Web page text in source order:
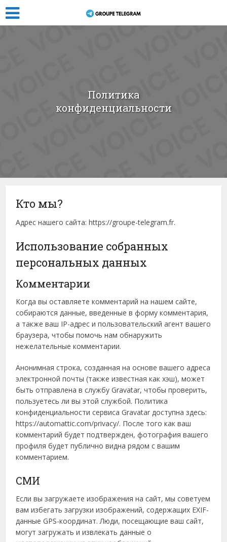
Политика
конфиденциальности
Кто мы?
Адрес нашего сайта: https://groupe-telegram.fr.
Использование собранных
персональных данных
Комментарии
Когда вы оставляете комментарий на нашем сайте,
собираются данные, введенные в форму комментария,
а также ваш IP-адрес и пользовательский агент вашего
браузера, чтобы помочь нам обнаружить
нежелательные комментарии.
Анонимная строка, созданная на основе вашего адреса
электронной почты (также известная как хэш), может
быть отправлена в службу Gravatar, чтобы проверить,
пользуетесь ли вы этой службой. Политика
конфиденциальности сервиса Gravatar доступна здесь:
https://automattic.com/privacy/. После того как ваш
комментарий будет подтвержден, фотография вашего
профиля будет публично видна рядом с вашим
комментарием.
СМИ
Если вы загружаете изображения на сайт, мы советуем
вам избегать загрузки изображений, содержащих EXIF-
данные GPS-координат. Люди, посещающие ваш сайт,
могут загружать и извлекать данные о